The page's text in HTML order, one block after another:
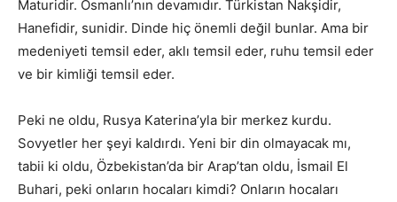
Maturidir. Osmanlı’nın devamıdır. Türkistan Nakşidir,
Hanefidir, sunidir. Dinde hiç önemli değil bunlar. Ama bir
medeniyeti temsil eder, aklı temsil eder, ruhu temsil eder
ve bir kimliği temsil eder.
Peki ne oldu, Rusya Katerina’yla bir merkez kurdu.
Sovyetler her şeyi kaldırdı. Yeni bir din olmayacak mı,
tabii ki oldu, Özbekistan’da bir Arap’tan oldu, İsmail El
Buhari, peki onların hocaları kimdi? Onların hocaları